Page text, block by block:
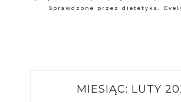
Sprawdzone przez dietetyka,
MIESIĄC: LUTY